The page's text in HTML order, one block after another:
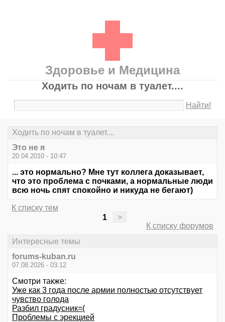
Здоровье и Медицина
Ходить по ночам в туалет....
Найти!
Ходить по ночам в туалет....
Это не я
20.04.2010 - 10:47
... это нормально? Мне тут коллега доказывает,
что это проблема с почками, а нормальные люди
всю ночь спят спокойно и никуда не бегают)
К списку тем
1
>
К списку форумов
Интересные темы
forums-kuban.ru
07.08.2026 - 03:12
Смотри также:
Уже как 3 года после армии полностью отсутствует
чувство голода
Разбил градусник=(
Проблемы с эрекцией